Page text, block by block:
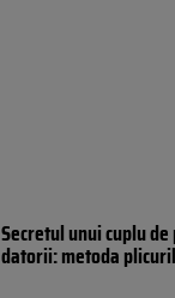
Secretul unui cuplu
datorii: metoda